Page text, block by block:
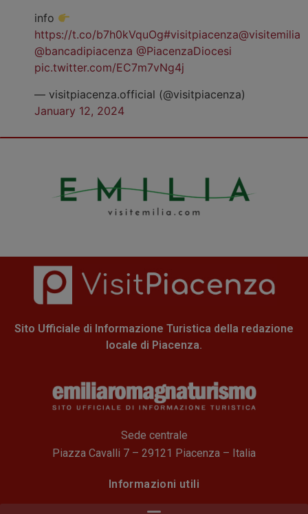
info
https://t.co/b7h0kVquOg#visitpiacenza@visitemilia
@bancadipiacenza @PiacenzaDiocesi
pic.twitter.com/EC7m7vNg4j
— visitpiacenza.official (@visitpiacenza)
January 12, 2024
Sito Ufficiale di Informazione Turistica della redazione
locale di Piacenza.
Sede centrale
Piazza Cavalli 7 – 29121 Piacenza – Italia
Informazioni utili